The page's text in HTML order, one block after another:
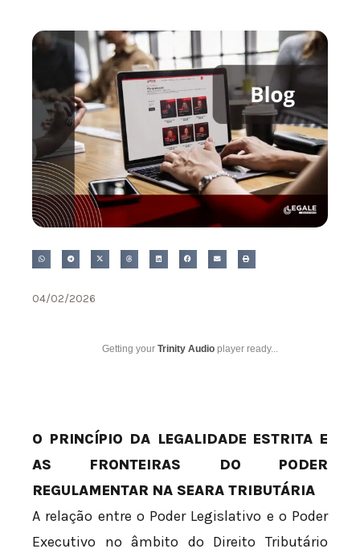
04/02/2026
Getting your Trinity Audio player ready...
O PRINCÍPIO DA LEGALIDADE ESTRITA E
AS FRONTEIRAS DO PODER
REGULAMENTAR NA SEARA TRIBUTÁRIA
A relação entre o Poder Legislativo e o Poder
Executivo no âmbito do Direito Tributário